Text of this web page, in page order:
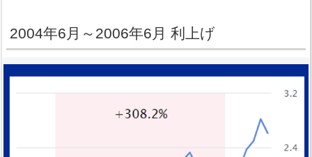
2004年6月～2006年6月 利上げ